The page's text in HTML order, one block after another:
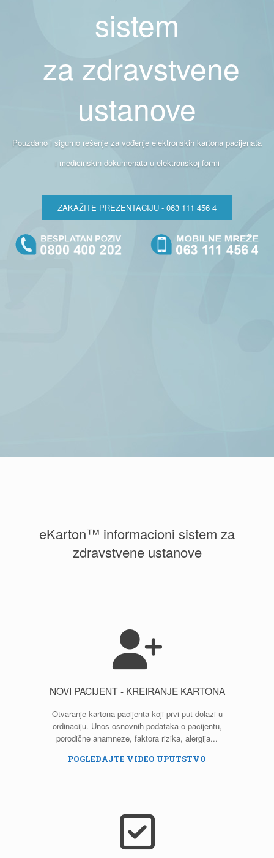
sistem
za zdravstvene
ustanove
Pouzdano i sigurno rešenje za vođenje elektronskih kartona pacijenata
i medicinskih dokumenata u elektronskoj formi
ZAKAŽITE PREZENTACIJU - 063 111 456 4
eKarton™ informacioni sistem za
zdravstvene ustanove
NOVI PACIJENT - KREIRANJE KARTONA
Otvaranje kartona pacijenta koji prvi put dolazi u
ordinaciju. Unos osnovnih podataka o pacijentu,
porodične anamneze, faktora rizika, alergija...
POGLEDAJTE VIDEO UPUTSTVO